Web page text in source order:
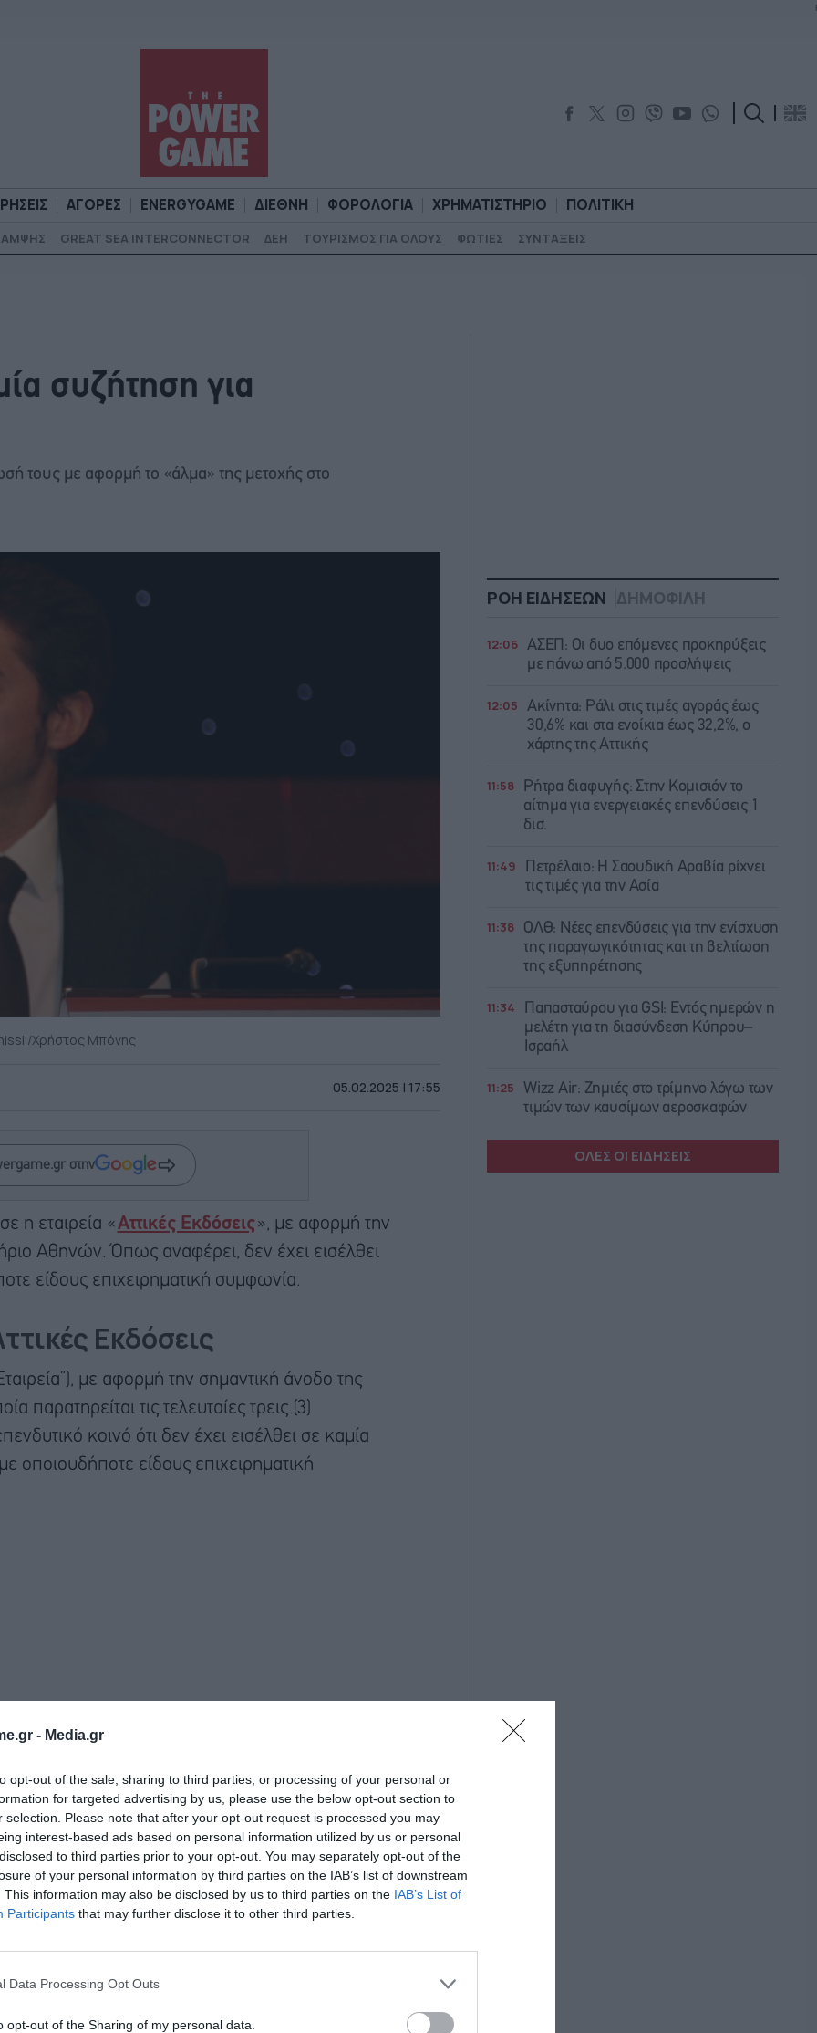
- Media.gr
opt-out of the sale, sharing to third parties, or processing of your personal or
for targeted advertising by us, please use the below opt-out section to
selection. Please note that after your opt-out request is processed you may
interest-based ads based on personal information utilized by us or personal
to third parties prior to your opt-out. You may separately opt-out of the
of your personal information by third parties on the IAB’s list of downstream
This information may also be disclosed by us to third parties on the IAB’s List of
Participants that may further disclose it to other third parties.
Data Processing Opt Outs
opt-out of the Sharing of my personal data.
ΑΓΟΡΕΣ ENERGYGAME ΔΙΕΘΝΗ ΦΟΡΟΛΟΓΙΑ ΧΡΗΜΑΤΙΣΤΗΡΙΟ ΠΟΛΙΤΙΚΗ
GREAT SEA INTERCONNECTOR ΔΕΗ ΤΟΥΡΙΣΜΟΣ ΓΙΑ ΟΛΟΥΣ ΦΩΤΙΕΣ ΣΥΝΤΑΞΕΙΣ
συζήτηση για
τους με αφορμή το «άλμα» της μετοχής στο
/Χρήστος Μπόνης
05.02.2025 | 17:55
στην
η εταιρεία «Αττικές Εκδόσεις», με αφορμή την
Αθηνών. Όπως αναφέρει, δεν έχει εισέλθει
είδους επιχειρηματική συμφωνία.
Εκδόσεις
με αφορμή την σημαντική άνοδο της
παρατηρείται τις τελευταίες τρεις (3)
κοινό ότι δεν έχει εισέλθει σε καμία
οποιουδήποτε είδους επιχειρηματική
της για ανάπτυξη των δραστηριοτήτων
με σκοπό τη συνεχή βελτίωση των
υπεύθυνα το επενδυτικό κοινό όποτε
πληροφοριών σύμφωνα με την ισχύουσα
ΡΟΗ ΕΙΔΗΣΕΩΝ ΔΗΜΟΦΙΛΗ
12:06 ΑΣΕΠ: Οι δυο επόμενες προκηρύξεις
με πάνω από 5.000 προσλήψεις
12:05
Ακίνητα: Ράλι στις τιμές αγοράς έως
30,6% και στα ενοίκια έως 32,2%, ο
χάρτης της Αττικής
11:58
Ρήτρα διαφυγής: Στην Κομισιόν το
αίτημα για ενεργειακές επενδύσεις 1
δισ.
11:49
Πετρέλαιο: Η Σαουδική Αραβία ρίχνει
τις τιμές για την Ασία
11:38
ΟΛΘ: Νέες επενδύσεις για την ενίσχυση
της παραγωγικότητας και τη βελτίωση
της εξυπηρέτησης
11:34
Παπασταύρου για GSI: Εντός ημερών η
μελέτη για τη διασύνδεση Κύπρου–
Ισραήλ
11:25
Wizz Air: Ζημιές στο τρίμηνο λόγω των
τιμών των καυσίμων αεροσκαφών
ΟΛΕΣ ΟΙ ΕΙΔΗΣΕΙΣ
Εγγραφή στο